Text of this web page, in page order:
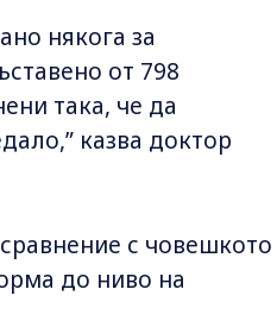
някога за
от 798
така, че да
казва доктор
с човешкото
до ниво на